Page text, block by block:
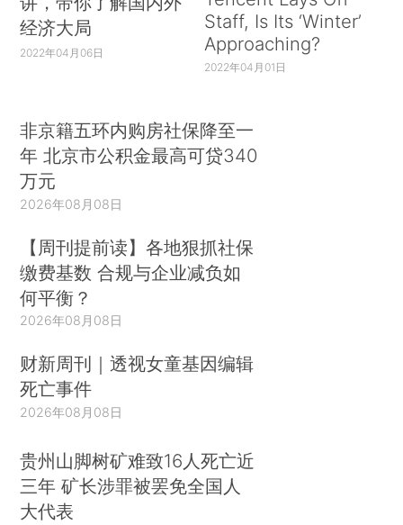
经济大局
2022年04月06日
Staff, Is Its ‘Winter’
Approaching?
2022年04月01日
非京籍五环内购房社保降至一
年 北京市公积金最高可贷340
万元
2026年08月08日
【周刊提前读】各地狠抓社保
缴费基数 合规与企业减负如
何平衡？
2026年08月08日
财新周刊｜透视女童基因编辑
死亡事件
2026年08月08日
贵州山脚树矿难致16人死亡近
三年 矿长涉罪被罢免全国人
大代表